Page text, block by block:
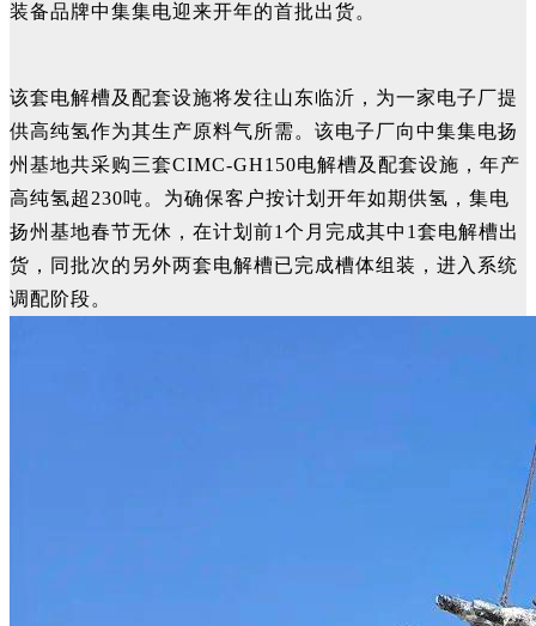
装备品牌中集集电迎来开年的首批出货。
该套电解槽及配套设施将发往山东临沂，为一家电子厂提
供高纯氢作为其生产原料气所需。该电子厂向中集集电扬
州基地共采购三套CIMC-GH150电解槽及配套设施，年产
高纯氢超230吨。为确保客户按计划开年如期供氢，集电
扬州基地春节无休，在计划前1个月完成其中1套电解槽出
货，同批次的另外两套电解槽已完成槽体组装，进入系统
调配阶段。